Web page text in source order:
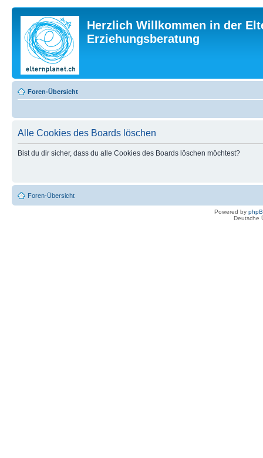
Herzlich Willkommen in der
Erziehungsberatung
Foren-Übersicht
Alle Cookies des Boards löschen
Bist du dir sicher, dass du alle Cookies des Boards löschen möchtest?
Foren-Übersicht
Powered by
Deutsche